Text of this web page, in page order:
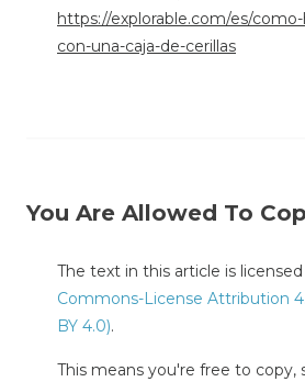
https://explorable.com/es/
con-una-caja-de-cerillas
You Are Allowed To
The text in this article is
Commons-License Attribution
BY 4.0).
This means you're free to copy,